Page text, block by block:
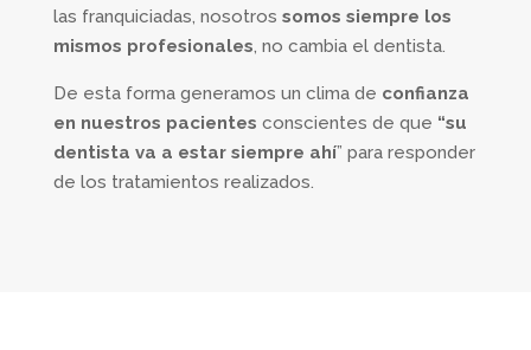
las franquiciadas, nosotros somos siempre los
mismos profesionales, no cambia el dentista.
De esta forma generamos un clima de confianza
en nuestros pacientes conscientes de que “su
dentista va a estar siempre ahí” para responder
de los tratamientos realizados.